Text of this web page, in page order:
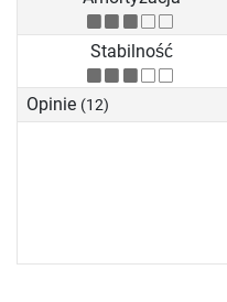
Stabilność
Opinie (12)